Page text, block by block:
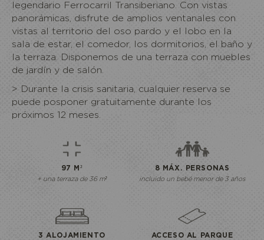
legendario Ferrocarril Transiberiano. Con vistas
panorámicas, disfrute de amplios ventanales con
vistas al territorio del oso pardo y el lobo en la
sala de estar, el comedor, los dormitorios, el baño y
la terraza. Disponemos de una terraza con muebles
de jardín y de salón.
> Durante la crisis sanitaria, cualquier reserva se
puede posponer gratuitamente durante los
próximos 12 meses.
97 M²
+ una terraza de 36 m²
8 MÁX. PERSONAS
incluido un bebé menor de 3 años
3 ALOJAMIENTO ACCESO AL PARQUE